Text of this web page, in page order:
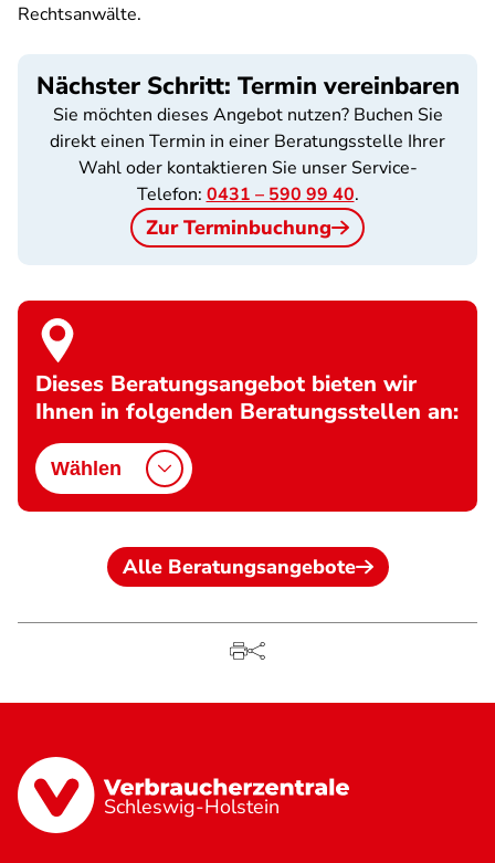
Rechtsanwälte.
Nächster Schritt: Termin vereinbaren
Sie möchten dieses Angebot nutzen? Buchen Sie
direkt einen Termin in einer Beratungsstelle Ihrer
Wahl oder kontaktieren Sie unser Service-
Telefon: 0431 – 590 99 40.
Zur Terminbuchung
Dieses Beratungsangebot bieten wir
Ihnen in folgenden Beratungsstellen an:
Wählen
Alle Beratungsangebote
Schleswig-Holstein